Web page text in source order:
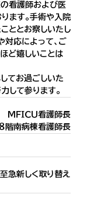
看護師および医
ます。手術や入院
ととお察しいたし
対応によって、ご
ど嬉しいことは
てお過ごしいた
して参ります。
ＭＦＩＣＵ看護師長
８階南病棟看護師長
急新しく取り替え